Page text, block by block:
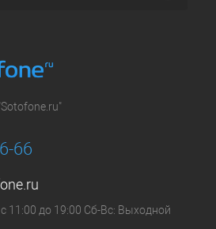
66
11:00 до 19:00 Сб-Вс: Выходной